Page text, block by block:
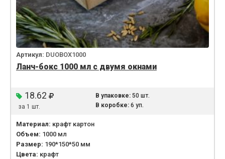
Артикул: DUOBOX1000
Ланч-бокс 1000 мл с двумя окнами
18.62
за 1 шт.
В упаковке:50 шт.
В коробке:6 уп.
Материал: крафт картон
Объем: 1000 мл
Размер: 190*150*50 мм
Цвета: крафт